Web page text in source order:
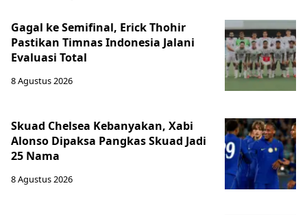
Gagal ke Semifinal, Erick Thohir
Pastikan Timnas Indonesia Jalani
Evaluasi Total
8 Agustus 2026
Skuad Chelsea Kebanyakan, Xabi
Alonso Dipaksa Pangkas Skuad Jadi
25 Nama
8 Agustus 2026